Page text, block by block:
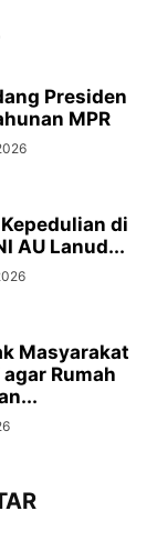
Presiden
MPR
di
AU Lanud...
Masyarakat
agar Rumah